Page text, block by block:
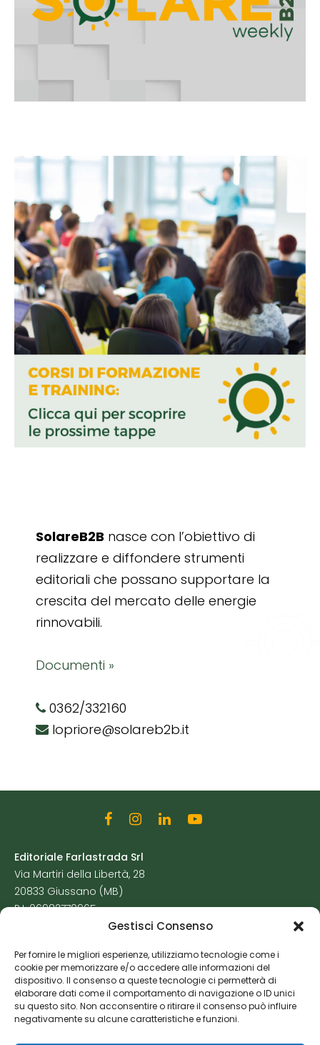
Gestisci Consenso
Per fornire le migliori esperienze, utilizziamo tecnologie come i
cookie per memorizzare e/o accedere alle informazioni del
dispositivo. Il consenso a queste tecnologie ci permetterà di
elaborare dati come il comportamento di navigazione o ID unici
su questo sito. Non acconsentire o ritirare il consenso può influire
negativamente su alcune caratteristiche e funzioni.
SolareB2B nasce con l’obiettivo di
realizzare e diffondere strumenti
editoriali che possano supportare la
crescita del mercato delle energie
rinnovabili.
Documenti »
0362/332160
lopriore@solareb2b.it
Editoriale Farlastrada Srl
Via Martiri della Libertà, 28
20833 Giussano (MB)
P.I. 06982770965
Cookie Policy
Risorse Aggiuntive